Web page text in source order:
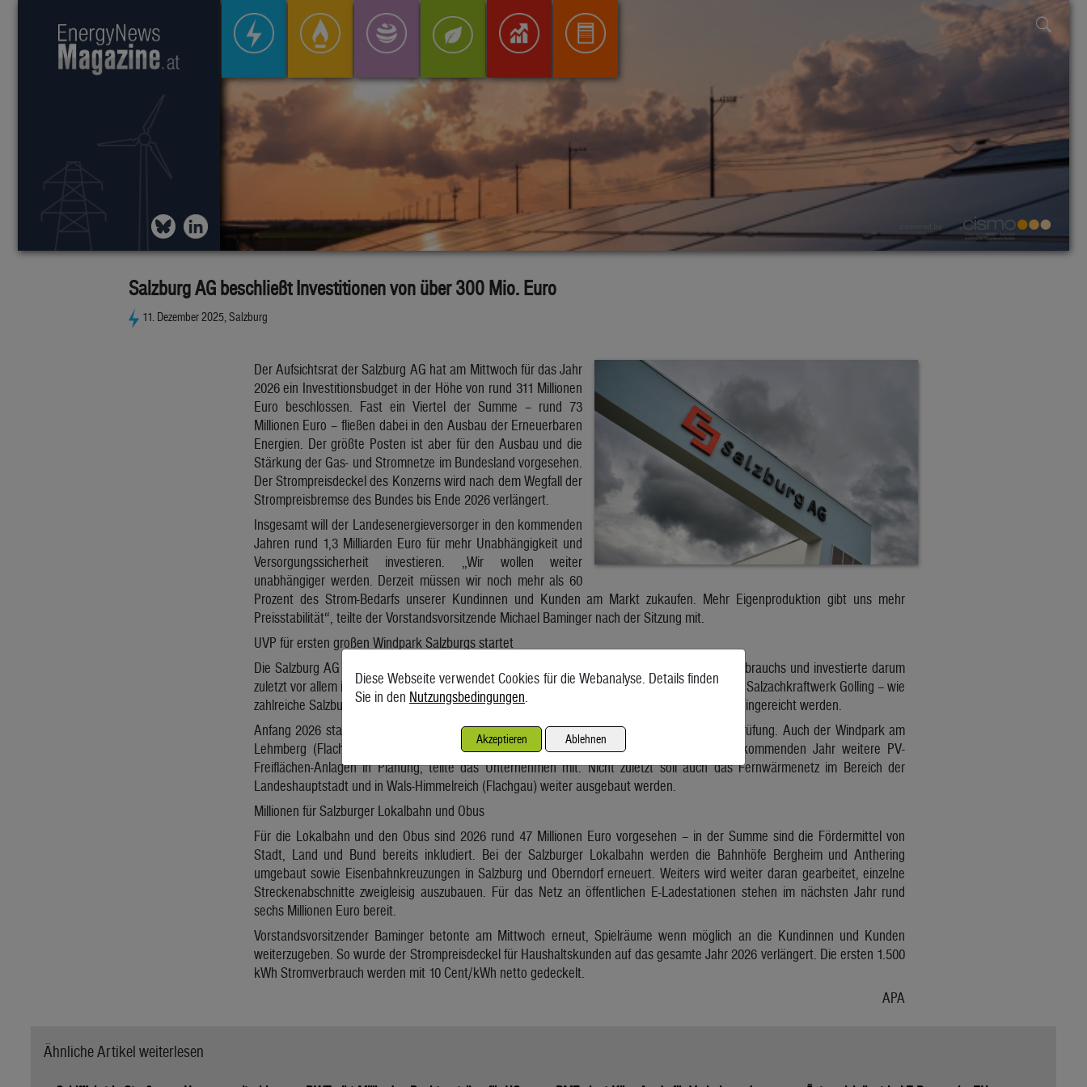
Salzburg AG beschließt Investitionen von über 300 Mio. Euro
11. Dezember 2025, Salzburg
Der Aufsichtsrat der Salzburg AG hat am Mittwoch für das Jahr
2026 ein Investitionsbudget in der Höhe von rund 311 Millionen
Euro beschlossen. Fast ein Viertel der Summe – rund 73
Millionen Euro – fließen dabei in den Ausbau der Erneuerbaren
Energien. Der größte Posten ist aber für den Ausbau und die
Stärkung der Gas- und Stromnetze im Bundesland vorgesehen.
Der Strompreisdeckel des Konzerns wird nach dem Wegfall der
Strompreisbremse des Bundes bis Ende 2026 verlängert.
Insgesamt will der Landesenergieversorger in den kommenden
Jahren rund 1,3 Milliarden Euro für mehr Unabhängigkeit und
Versorgungssicherheit investieren. „Wir wollen weiter
unabhängiger werden. Derzeit müssen wir noch mehr als 60
Prozent des Strom-Bedarfs unserer Kundinnen und Kunden am Markt zukaufen. Mehr Eigenproduktion gibt uns mehr
Preisstabilität“, teilte der Vorstandsvorsitzende Michael Baminger nach der Sitzung mit.
UVP für ersten großen Windpark Salzburgs startet
Die Salzburg AG rechnet in den kommenden 15 Jahren mit einer Verdoppelung des Stromverbrauchs und investierte darum
zuletzt vor allem in den Ausbau der Wasserkraft. 2026 wird das Kraftwerk Sulzau eröffnet, das Salzachkraftwerk Golling – wie
zahlreiche Salzburg-AG-Kraftwerke ein Gemeinschaftsprojekt mit dem Verbund – soll zur UVP eingereicht werden.
Anfang 2026 startet auch für das große Windkraftprojekt am Windsfeld (Pongau) die UVP-Prüfung. Auch der Windpark am
Lehmberg (Flachgau) wird weiter vorangetrieben. Im Bereich der Photovoltaik seien im kommenden Jahr weitere PV-
Freiflächen-Anlagen in Planung, teilte das Unternehmen mit. Nicht zuletzt soll auch das Fernwärmenetz im Bereich der
Landeshauptstadt und in Wals-Himmelreich (Flachgau) weiter ausgebaut werden.
Millionen für Salzburger Lokalbahn und Obus
Für die Lokalbahn und den Obus sind 2026 rund 47 Millionen Euro vorgesehen – in der Summe sind die Fördermittel von
Stadt, Land und Bund bereits inkludiert. Bei der Salzburger Lokalbahn werden die Bahnhöfe Bergheim und Anthering
umgebaut sowie Eisenbahnkreuzungen in Salzburg und Oberndorf erneuert. Weiters wird weiter daran gearbeitet, einzelne
Streckenabschnitte zweigleisig auszubauen. Für das Netz an öffentlichen E-Ladestationen stehen im nächsten Jahr rund
sechs Millionen Euro bereit.
Vorstandsvorsitzender Baminger betonte am Mittwoch erneut, Spielräume wenn möglich an die Kundinnen und Kunden
weiterzugeben. So wurde der Strompreisdeckel für Haushaltskunden auf das gesamte Jahr 2026 verlängert. Die ersten 1.500
kWh Stromverbrauch werden mit 10 Cent/kWh netto gedeckelt.
APA
Ähnliche Artikel weiterlesen
Diese Webseite verwendet Cookies für die Webanalyse. Details finden
Sie in den Nutzungsbedingungen
Akzeptieren Ablehnen